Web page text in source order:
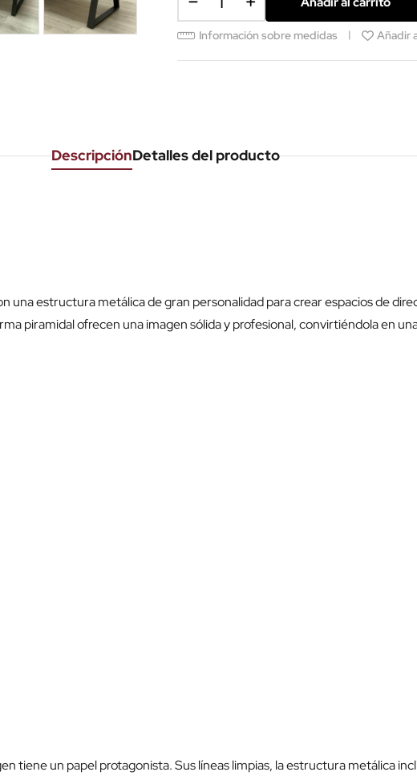
Información sobre medidas Añadir
DescripciónDetalles del producto
una estructura metálica de gran personalidad para crear espacios de
piramidal ofrecen una imagen sólida y profesional, convirtiéndola en
tiene un papel protagonista. Sus líneas limpias, la estructura metálica